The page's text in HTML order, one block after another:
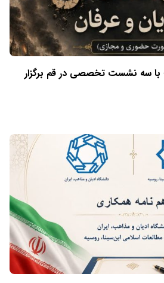
با سه نشست تخصصی در قم برگزار